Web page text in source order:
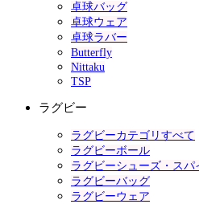
卓球バッグ
卓球ウェア
卓球ラバー
Butterfly
Nittaku
TSP
ラグビー
ラグビーカテゴリすべて
ラグビーボール
ラグビーシューズ・スパ
ラグビーバッグ
ラグビーウェア